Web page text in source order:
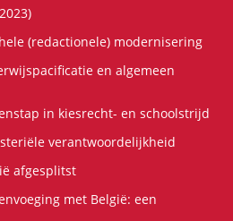
(redactionele) modernisering
en algemeen
in kiesrecht- en schoolstrijd
verantwoordelijkheid
afgesplitst
met België: een